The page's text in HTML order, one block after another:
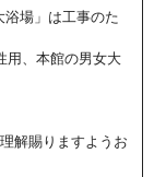
浴場」は工事のた
用、本館の男女大
解賜りますようお